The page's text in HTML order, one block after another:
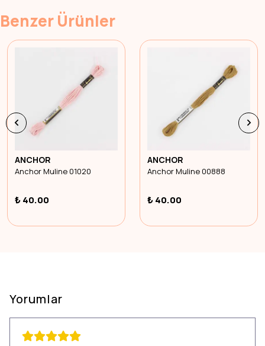
Benzer Ürünler
ANCHOR
Anchor Muline 01020
₺ 40.00
ANCHOR
Anchor Muline 00888
₺ 40.00
Yorumlar